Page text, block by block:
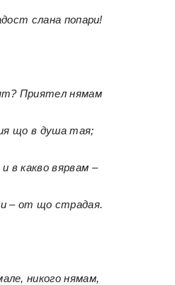
слана попари!
Приятел нямам
що в душа тая;
в какво вярвам –
– от що страдая.
никого нямам,